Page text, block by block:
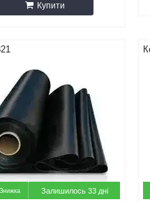
Купити
Залишилось 33 дні